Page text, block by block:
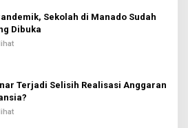
Sekolah di Manado Sudah
Dibuka
Terjadi Selisih Realisasi Anggaran